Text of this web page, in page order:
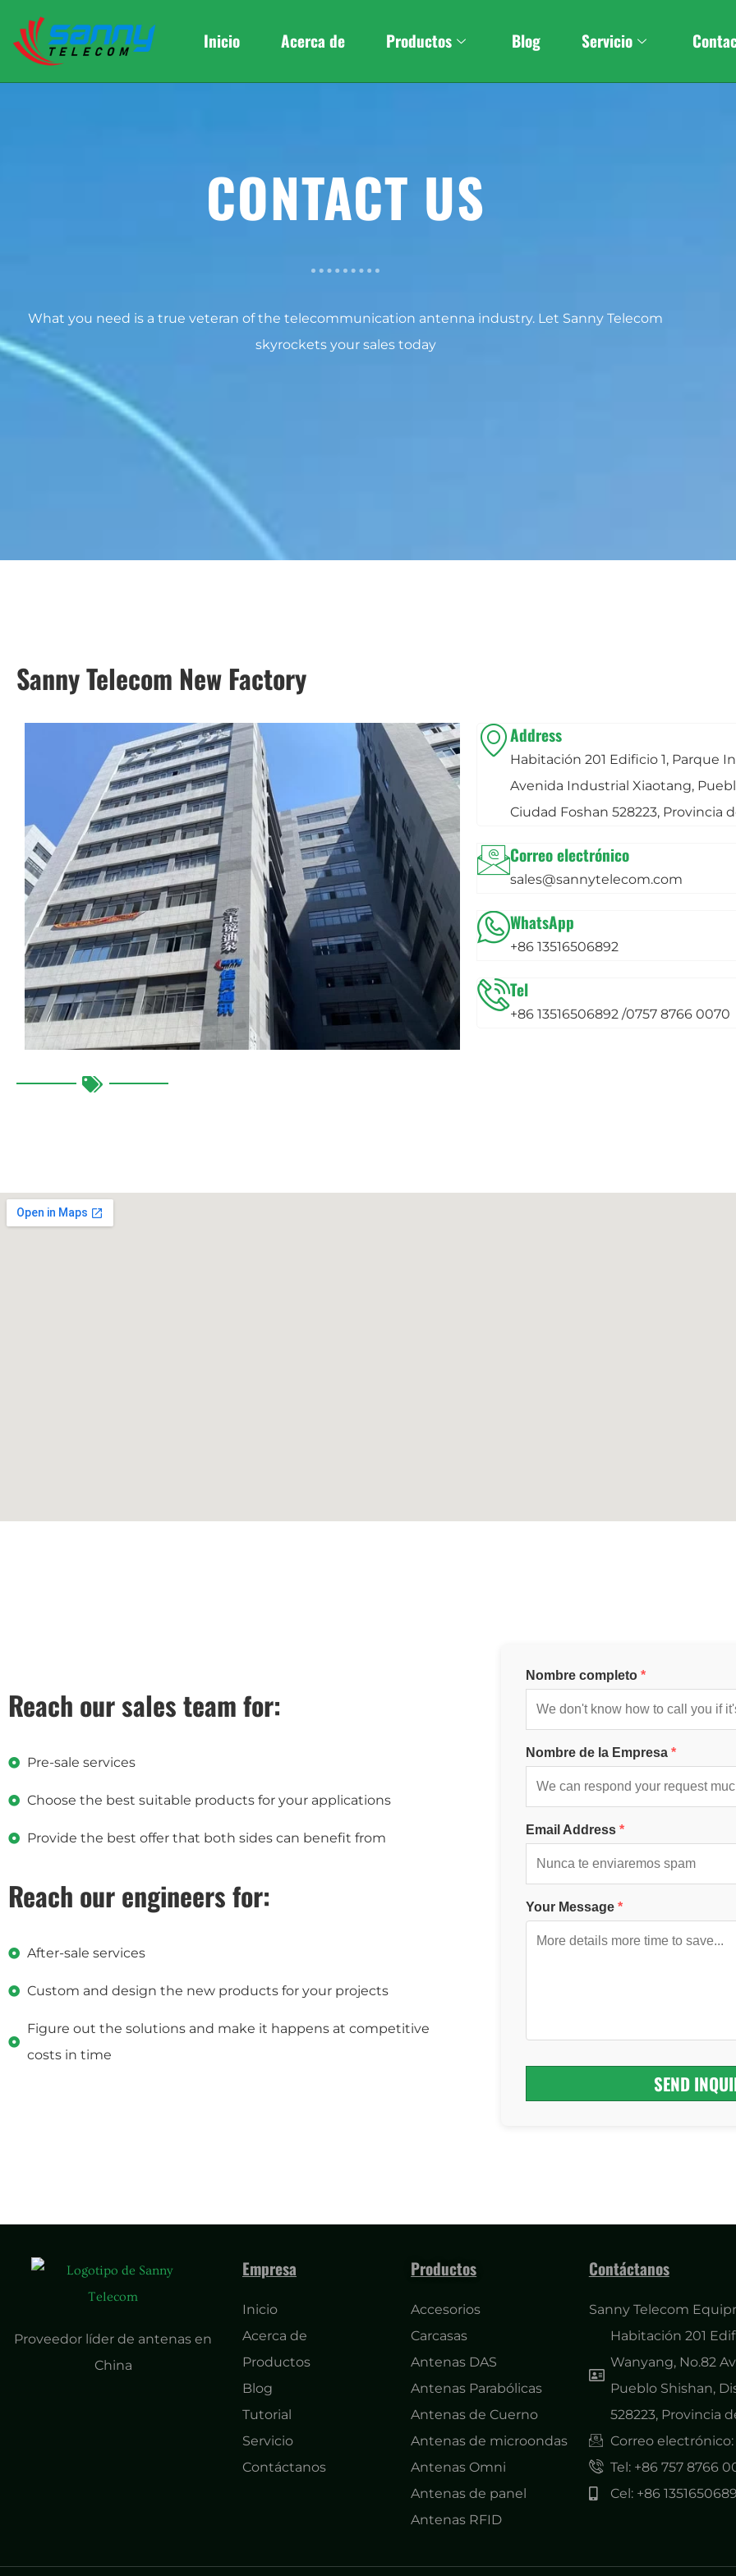
Inicio Acerca de Productos Blog Servicio
CONTACT US
What you need is a true veteran of the telecommunication antenna industry. Let Sanny Telecom
skyrockets your sales today
Sanny Telecom New Factory
Address
Habitación 201 Edificio 1, Parque
Avenida Industrial Xiaotang,
Ciudad Foshan 528223, Provincia
Correo electrónico
sales@sannytelecom.com
WhatsApp
+86 13516506892
Tel
+86 13516506892 /0757 8766 0070
Reach our sales team for:
Pre-sale services
Choose the best suitable products for your applications
Provide the best offer that both sides can benefit from
Reach our engineers for:
After-sale services
Custom and design the new products for your projects
Figure out the solutions and make it happens at competitive
costs in time
Nombre completo *
Nombre de la Empresa *
Email Address *
Your Message *
SEND
Proveedor líder de antenas en
China
Empresa
Inicio
Acerca de
Productos
Blog
Tutorial
Servicio
Contáctanos
Productos
Accesorios
Carcasas
Antenas DAS
Antenas Parabólicas
Antenas de Cuerno
Antenas de microondas
Antenas Omni
Antenas de panel
Antenas RFID
Contáctanos
Sanny Telecom
Habitación 201
Wanyang, No.82
Pueblo Shishan,
528223, Provincia
Correo
Tel: +86 757 8766
Cel: +86